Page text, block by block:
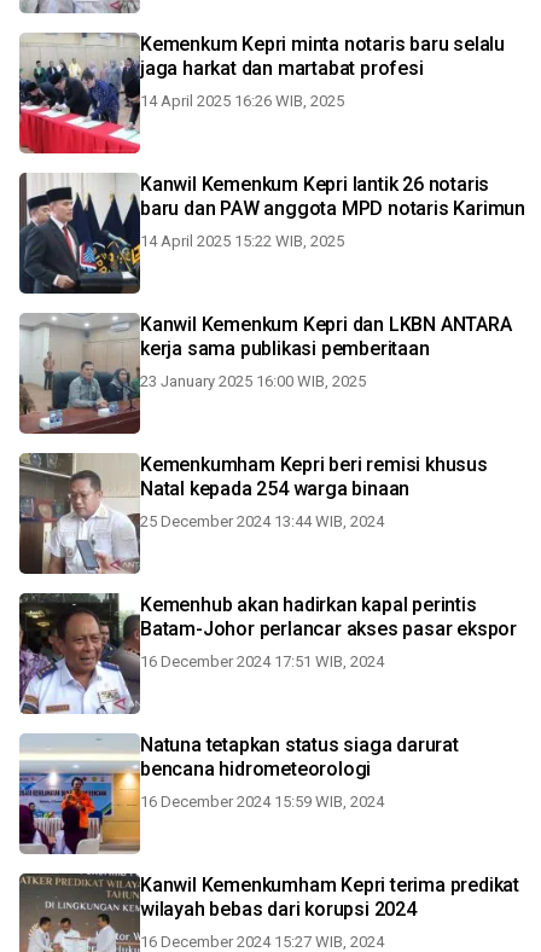
Kemenkum Kepri minta notaris baru selalu
jaga harkat dan martabat profesi
14 April 2025 16:26 WIB, 2025
Kanwil Kemenkum Kepri lantik 26 notaris
baru dan PAW anggota MPD notaris Karimun
14 April 2025 15:22 WIB, 2025
Kanwil Kemenkum Kepri dan LKBN ANTARA
kerja sama publikasi pemberitaan
23 January 2025 16:00 WIB, 2025
Kemenkumham Kepri beri remisi khusus
Natal kepada 254 warga binaan
25 December 2024 13:44 WIB, 2024
Kemenhub akan hadirkan kapal perintis
Batam-Johor perlancar akses pasar ekspor
16 December 2024 17:51 WIB, 2024
Natuna tetapkan status siaga darurat
bencana hidrometeorologi
16 December 2024 15:59 WIB, 2024
Kanwil Kemenkumham Kepri terima predikat
wilayah bebas dari korupsi 2024
16 December 2024 15:27 WIB, 2024